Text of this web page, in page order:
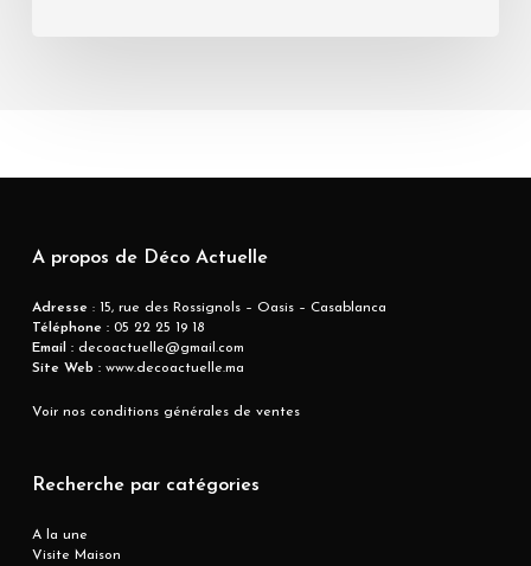
A propos de Déco Actuelle
Adresse : 15, rue des Rossignols – Oasis – Casablanca
Téléphone :05 22 25 19 18
Email :decoactuelle@gmail.com
Site Web :www.decoactuelle.ma
Voir nos conditions générales de ventes
Recherche par catégories
A la une
Visite Maison